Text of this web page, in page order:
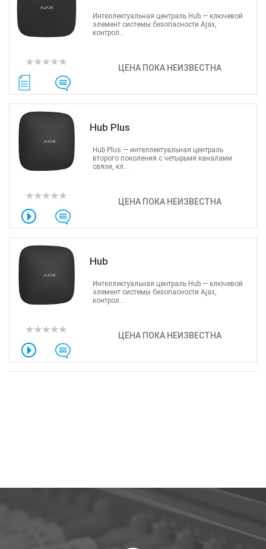
ЦЕНА ПОКА НЕИЗВЕСТНА
Интеллектуальная централь Hub — ключевой
элемент системы безопасности Ajax,
контрол...
Hub Plus
ЦЕНА ПОКА НЕИЗВЕСТНА
Hub Plus — интеллектуальная централь
второго поколения с четырьмя каналами
связи, кл...
Hub
ЦЕНА ПОКА НЕИЗВЕСТНА
Интеллектуальная централь Hub — ключевой
элемент системы безопасности Ajax,
контрол...